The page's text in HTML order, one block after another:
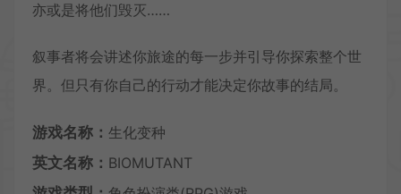
亦或是将他们毁灭……
叙事者将会讲述你旅途的每一步并引导你探索整个世
界。但只有你自己的行动才能决定你故事的结局。
游戏名称： 生化变种
英文名称： BIOMUTANT